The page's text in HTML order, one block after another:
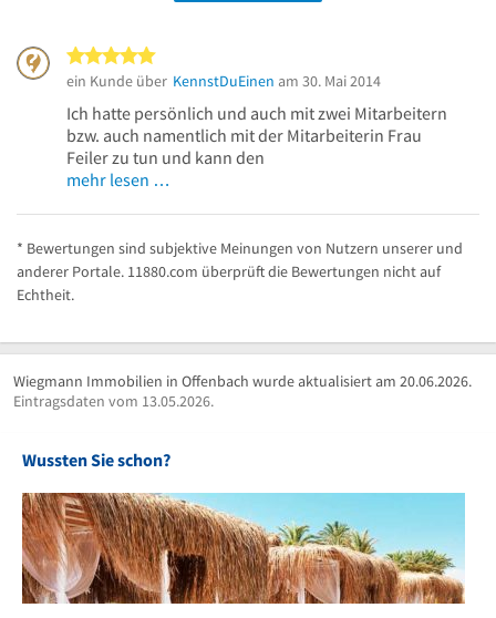
ein Kunde über KennstDuEinen am 30. Mai 2014
Ich hatte persönlich und auch mit zwei Mitarbeitern
bzw. auch namentlich mit der Mitarbeiterin Frau
Feiler zu tun und kann den
mehr lesen …
* Bewertungen sind subjektive Meinungen von Nutzern unserer und
anderer Portale. 11880.com überprüft die Bewertungen nicht auf
Echtheit.
Wiegmann Immobilien in Offenbach wurde aktualisiert am 20.06.2026.
Eintragsdaten vom 13.05.2026.
Wussten Sie schon?